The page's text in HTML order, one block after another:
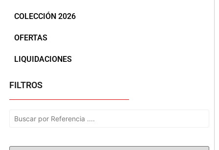
COLECCIÓN 2026
OFERTAS
LIQUIDACIONES
FILTROS